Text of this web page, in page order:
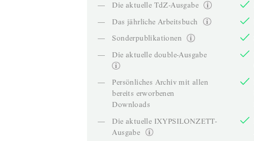
—
Die aktuelle TdZ-Ausgabe
—
Das jährliche Arbeitsbuch
—
Sonderpublikationen
—
Die aktuelle double-Ausgabe
—
Persönliches Archiv mit allen
bereits erworbenen
Downloads
—
Die aktuelle IXYPSILONZETT-
Ausgabe